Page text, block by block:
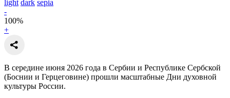
light dark sepia
-
100%
+
В середине июня 2026 года в Сербии и Республике Сербской
(Боснии и Герцеговине) прошли масштабные Дни духовной
культуры России.